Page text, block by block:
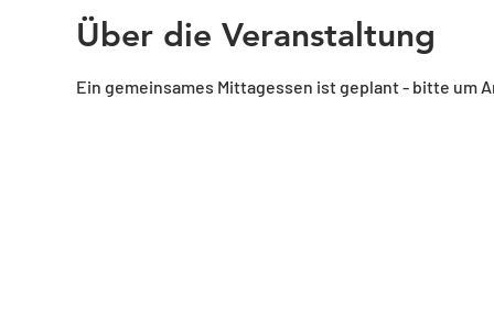
Über die Veranstaltung
Ein gemeinsames Mittagessen ist geplant - bitte um